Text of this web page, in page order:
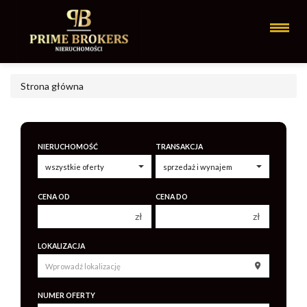
Strona główna
NIERUCHOMOŚĆ TRANSAKCJA
CENA OD
zł
200 000 zł
250 000 zł
300 000 zł
CENA DO
zł
200 000 zł
250 000 zł
LOKALIZACJA
NUMER OFERTY